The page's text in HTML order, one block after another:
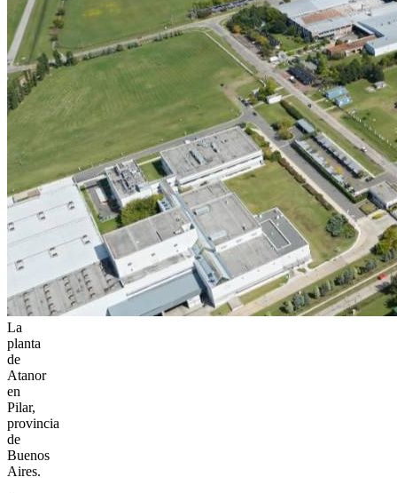
La
planta
de
Atanor
en
Pilar,
provincia
de
Buenos
Aires.